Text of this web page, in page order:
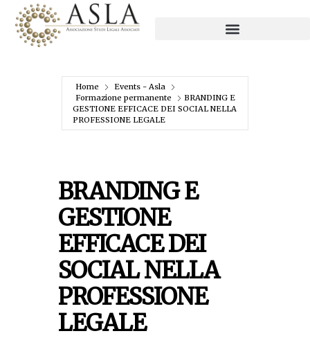
Home
Events - Asla
Formazione permanente
BRANDING E
GESTIONE EFFICACE DEI SOCIAL NELLA
PROFESSIONE LEGALE
BRANDING E
GESTIONE
EFFICACE DEI
SOCIAL NELLA
PROFESSIONE
LEGALE